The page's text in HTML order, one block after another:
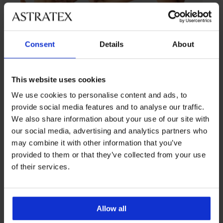
Consent Details About
This website uses cookies
We use cookies to personalise content and ads, to
provide social media features and to analyse our traffic.
We also share information about your use of our site with
our social media, advertising and analytics partners who
may combine it with other information that you’ve
provided to them or that they’ve collected from your use
of their services.
Allow all
2PACK
сутиени
Спортен
сутиен
Fila
Black
памучен
22,99
(44,96
2PACK
сутиен
RIB
банели
LIMITED Разпродажба -50%
Спортен
сутиен
ONLY
4,6
Спортен
сутиен
Wellness
€
(72,35
-30%
Сутиен
Bralette
без
Спортен
сутиен
Shock
Absorber
Ultimate
81,99
лв.)
Сутиен
Bamboo
Nature
II
5
От същата колекция